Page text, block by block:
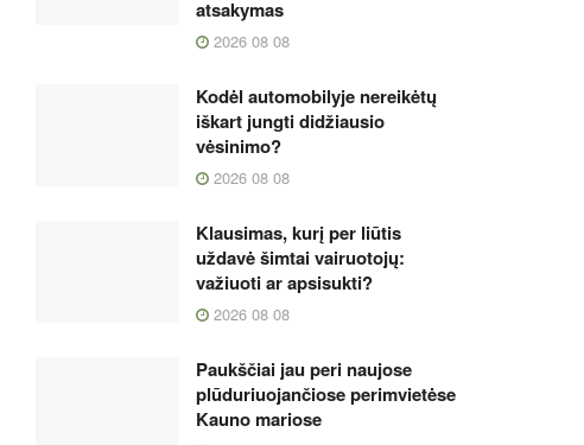
atsakymas
2026 08 08
Kodėl automobilyje nereikėtų
iškart jungti didžiausio
vėsinimo?
2026 08 08
Klausimas, kurį per liūtis
uždavė šimtai vairuotojų:
važiuoti ar apsisukti?
2026 08 08
Paukščiai jau peri naujose
plūduriuojančiose perimvietėse
Kauno mariose